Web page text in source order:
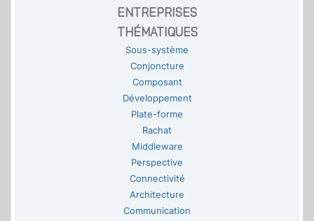
ENTREPRISES
THÉMATIQUES
Sous-système
Conjoncture
Composant
Développement
Plate-forme
Rachat
Middleware
Perspective
Connectivité
Architecture
Communication